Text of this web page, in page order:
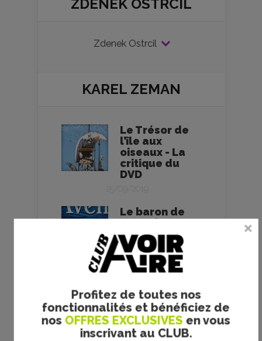
Profitez de toutes nos
fonctionnalités et bénéficiez de
nos OFFRES EXCLUSIVES en vous
inscrivant au CLUB.
ZDENEK OSTRCIL
Zdenek Ostrcil
KAREL ZEMAN
Le Trésor de
l’île aux
oiseaux - La
critique du
DVD
Le baron de
Crac - la
critique du
film et le test
DVD
la préhistoire -
la critique du
film et le test
DVD